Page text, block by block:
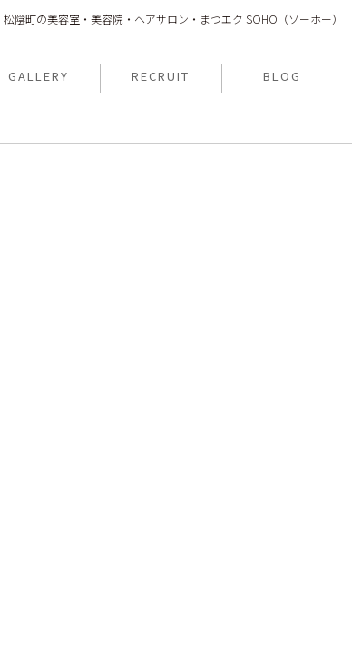
陰町の美容室・美容院・ヘアサロン・まつエク SOHO（ソーホー）
GALLERY RECRUIT BLOG